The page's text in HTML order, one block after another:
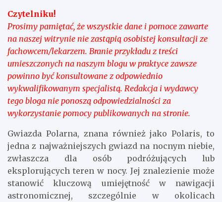
Czytelniku!
Prosimy pamiętać, że wszystkie dane i pomoce zawarte
na naszej witrynie nie zastąpią osobistej konsultacji ze
fachowcem/lekarzem. Branie przykładu z treści
umieszczonych na naszym blogu w praktyce zawsze
powinno być konsultowane z odpowiednio
wykwalifikowanym specjalistą. Redakcja i wydawcy
tego bloga nie ponoszą odpowiedzialności za
wykorzystanie pomocy publikowanych na stronie.
Gwiazda Polarna, znana również jako Polaris, to
jedna z najważniejszych gwiazd na nocnym niebie,
zwłaszcza dla osób podróżujących lub
eksplorujących teren w nocy. Jej znalezienie może
stanowić kluczową umiejętność w nawigacji
astronomicznej, szczególnie w okolicach